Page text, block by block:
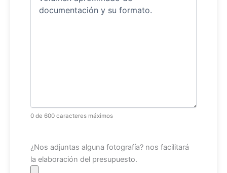
0 de 600 caracteres máximos
Archivo
¿Nos adjuntas alguna fotografía? nos facilitará
la elaboración del presupuesto.